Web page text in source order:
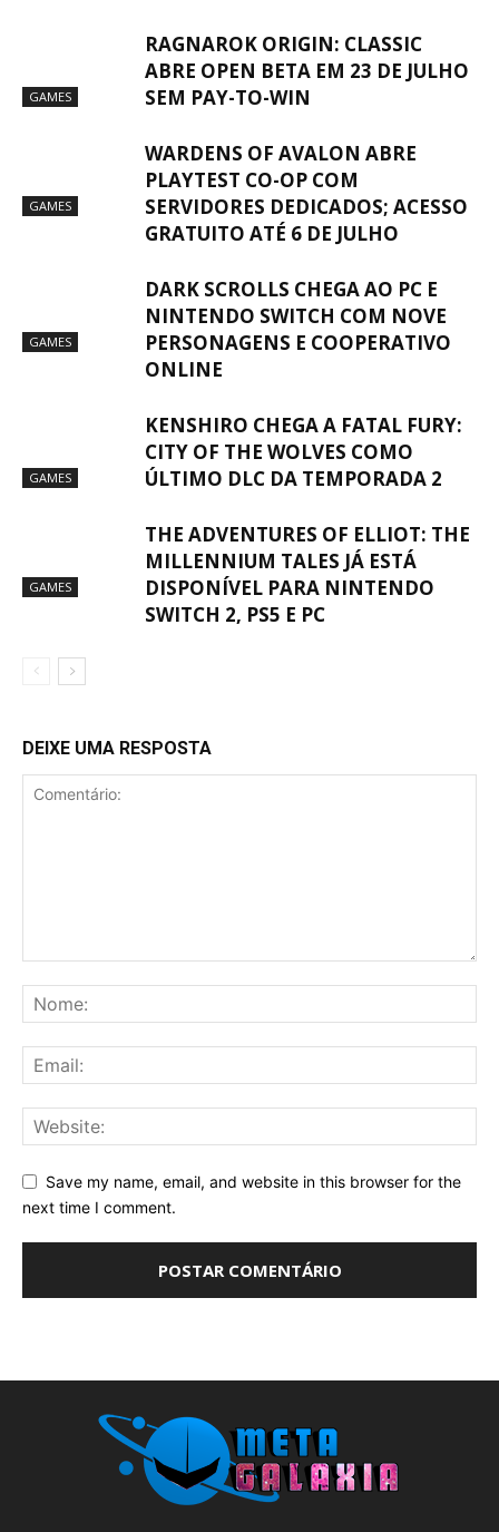
GAMES
RAGNAROK ORIGIN: CLASSIC
ABRE OPEN BETA EM 23 DE JULHO
SEM PAY-TO-WIN
GAMES
WARDENS OF AVALON ABRE
PLAYTEST CO-OP COM
SERVIDORES DEDICADOS; ACESSO
GRATUITO ATÉ 6 DE JULHO
GAMES
DARK SCROLLS CHEGA AO PC E
NINTENDO SWITCH COM NOVE
PERSONAGENS E COOPERATIVO
ONLINE
GAMES
KENSHIRO CHEGA A FATAL FURY:
CITY OF THE WOLVES COMO
ÚLTIMO DLC DA TEMPORADA 2
GAMES
THE ADVENTURES OF ELLIOT: THE
MILLENNIUM TALES JÁ ESTÁ
DISPONÍVEL PARA NINTENDO
SWITCH 2, PS5 E PC
DEIXE UMA RESPOSTA
Save my name, email, and website in this browser for the
next time I comment.